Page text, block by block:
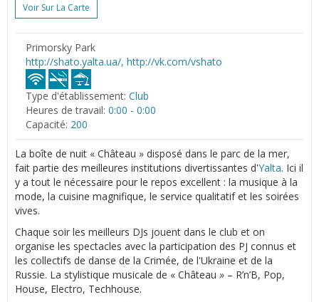
Voir Sur La Carte
Primorsky Park
http://shato.yalta.ua/, http://vk.com/vshato
Type d'établissement: Club
Heures de travail: 0:00 - 0:00
Capacité: 200
La boîte de nuit « Château » disposé dans le parc de la mer,
fait partie des meilleures institutions divertissantes d'Yalta. Ici il
y a tout le nécessaire pour le repos excellent : la musique à la
mode, la cuisine magnifique, le service qualitatif et les soirées
vives.
Chaque soir les meilleurs DJs jouent dans le club et on
organise les spectacles avec la participation des PJ connus et
les collectifs de danse de la Crimée, de l'Ukraine et de la
Russie. La stylistique musicale de « Château » – R’n’B, Pop,
House, Electro, Techhouse.